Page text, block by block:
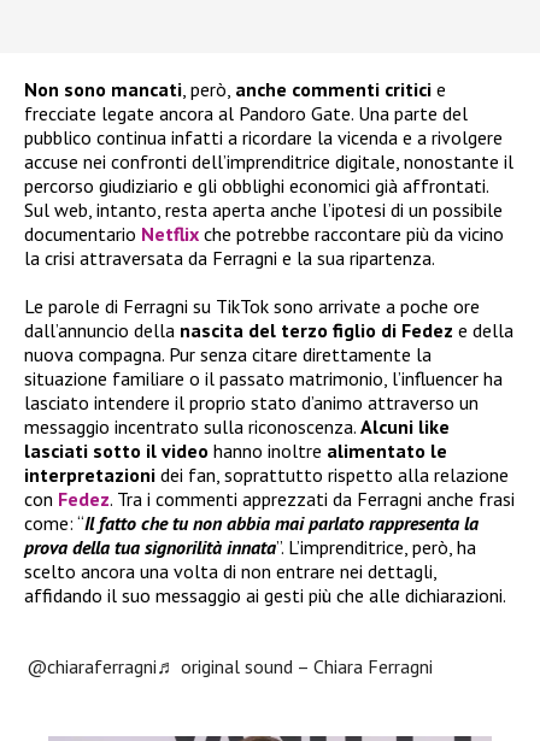
Non sono mancati , però, anche commenti critici e
frecciate legate ancora al Pandoro Gate. Una parte del
pubblico continua infatti a ricordare la vicenda e a rivolgere
accuse nei confronti dell’imprenditrice digitale, nonostante il
percorso giudiziario e gli obblighi economici già affrontati.
Sul web, intanto, resta aperta anche l’ipotesi di un possibile
documentario Netflix che potrebbe raccontare più da vicino
la crisi attraversata da Ferragni e la sua ripartenza.
Le parole di Ferragni su TikTok sono arrivate a poche ore
dall’annuncio della nascita del terzo figlio di Fedez e della
nuova compagna. Pur senza citare direttamente la
situazione familiare o il passato matrimonio, l’influencer ha
lasciato intendere il proprio stato d’animo attraverso un
messaggio incentrato sulla riconoscenza. Alcuni like
lasciati sotto il video hanno inoltre alimentato le
interpretazioni dei fan, soprattutto rispetto alla relazione
con Fedez. Tra i commenti apprezzati da Ferragni anche frasi
come: “Il fatto che tu non abbia mai parlato rappresenta la
prova della tua signorilità innata”. L’imprenditrice, però, ha
scelto ancora una volta di non entrare nei dettagli,
affidando il suo messaggio ai gesti più che alle dichiarazioni.
@chiaraferragni♬ original sound – Chiara Ferragni